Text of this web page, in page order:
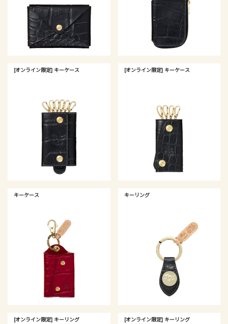
[オンライン限定] キーケース [オンライン限定] キーケース
キーケース キーリング
[オンライン限定] キーリング [オンライン限定] キーリング